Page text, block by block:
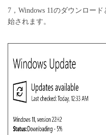
7，Windows 11のダウンロー
始されます。